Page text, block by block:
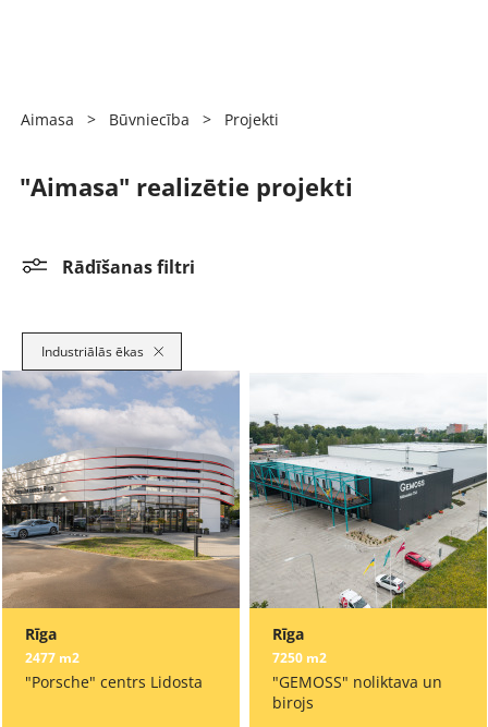
Aimasa > Būvniecība > Projekti
"Aimasa" realizētie projekti
Rādīšanas filtri
Industriālās ēkas
Rīga
2477 m2
"Porsche" centrs Lidosta
Rīga
7250 m2
"GEMOSS" noliktava un
birojs